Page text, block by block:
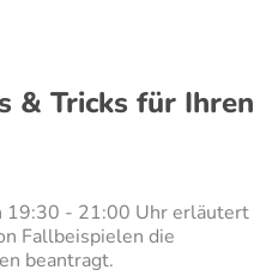
& Tricks für Ihren
19:30 - 21:00 Uhr erläutert
Fallbeispielen die
beantragt.